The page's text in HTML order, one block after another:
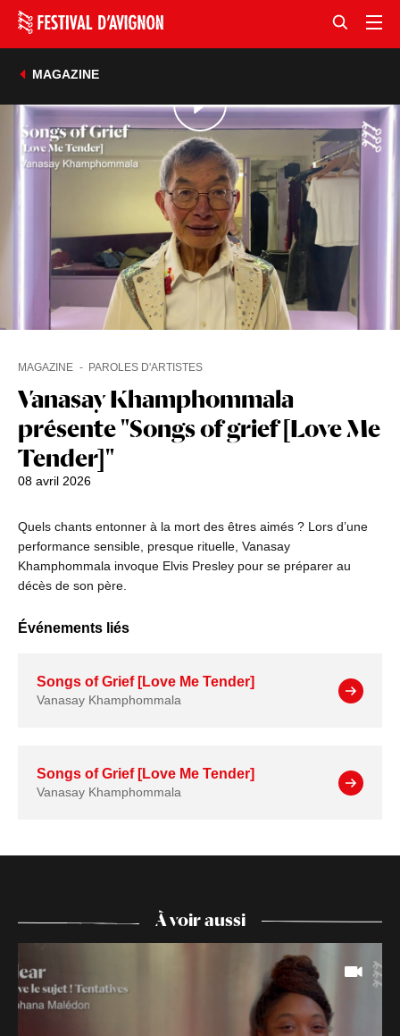
MAGAZINE
Vanasay Khamphommala
présente "Songs of grief [Love Me
Tender]"
08 avril 2026
MAGAZINE PAROLES D'ARTISTES
Quels chants entonner à la mort des êtres aimés ? Lors d’une
performance sensible, presque rituelle, Vanasay
Khamphommala invoque Elvis Presley pour se préparer au
décès de son père.
Événements liés
Songs of Grief [Love Me Tender]
Vanasay Khamphommala
Songs of Grief [Love Me Tender]
Vanasay Khamphommala
À voir aussi